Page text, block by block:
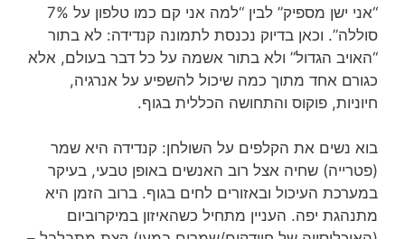
“אני ישן מספיק” לבין “למה אני קם כמו טלפון על 7%
סוללה”. וכאן בדיוק נכנסת לתמונה קנדידה: לא בתור
“האויב הגדול” ולא בתור אשמה על כל דבר בעולם, אלא
כגורם אחד מתוך כמה שיכול להשפיע על אנרגיה,
חיוניות, פוקוס והתחושה הכללית בגוף.
בוא נשים את הקלפים על השולחן: קנדידה היא שמר
(פטרייה) שחיה אצל רוב האנשים באופן טבעי, בעיקר
במערכת העיכול ובאזורים לחים בגוף. ברוב הזמן היא
מתנהגת יפה. העניין מתחיל כשהאיזון במיקרוביום